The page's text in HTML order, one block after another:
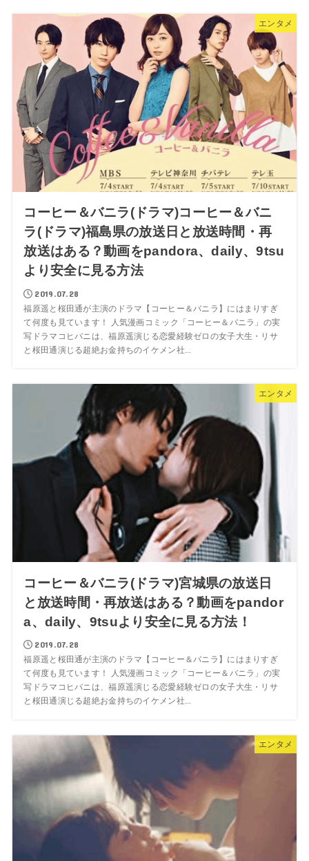
エンタメ
コーヒー＆バニラ(ドラマ)コーヒー＆バニ
ラ(ドラマ)福島県の放送日と放送時間・再
放送はある？動画をpandora、daily、9tsu
より安全に見る方法
2019.07.28
福原遥と桜田通が主演のドラマ【コーヒー＆バニラ】にはまりすぎ
て何度も見ています！ 人気漫画コミック「コーヒー＆バニラ」の実
写ドラマコヒバニは、福原遥演じる恋愛経験ゼロの女子大生・リサ
と桜田通演じる超絶お金持ちのイケメン社...
エンタメ
コーヒー＆バニラ(ドラマ)宮城県の放送日
と放送時間・再放送はある？動画をpandor
a、daily、9tsuより安全に見る方法！
2019.07.28
福原遥と桜田通が主演のドラマ【コーヒー＆バニラ】にはまりすぎ
て何度も見ています！ 人気漫画コミック「コーヒー＆バニラ」の実
写ドラマコヒバニは、福原遥演じる恋愛経験ゼロの女子大生・リサ
と桜田通演じる超絶お金持ちのイケメン社...
エンタメ